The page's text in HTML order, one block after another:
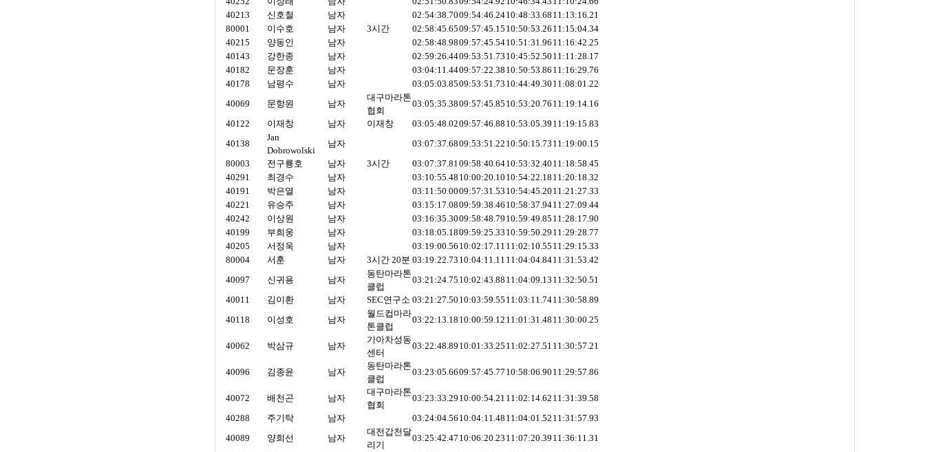
40213
신호철 남자 02:54:38.7009:54:46.2410:48:33.68 11:13:16.21
80001
이수호 남자 3시간 02:58:45.6509:57:45.15 10:50:53.26 11:15:04.34
40215
양동인 남자 02:58:48.9809:57:45.5410:51:31.96 11:16:42.25
40143
강한종 남자 02:59:26.4409:53:51.73 10:45:52.50 11:11:28.17
40182
문장훈 남자 03:04:11.4409:57:22.38 10:50:53.86 11:16:29.76
40178
남평수 남자 03:05:03.8509:53:51.73 10:44:49.30 11:08:01.22
40069
문항원 남자
대구마라톤
협회
03:05:35.3809:57:45.85 10:53:20.76 11:19:14.16
40122
이재창 남자 이재창 03:05:48.0209:57:46.88 10:53:05.39 11:19:15.83
40138
Jan
Dobrowolski
남자 03:07:37.6809:53:51.22 10:50:15.73 11:19:00.15
80003
전구룡호 남자 3시간 03:07:37.8109:58:40.6410:53:32.40 11:18:58.45
40291
최경수 남자 03:10:55.48 10:00:20.10 10:54:22.18 11:20:18.32
40191
박은열 남자 03:11:50.0009:57:31.53 10:54:45.20 11:21:27.33
40221
유승주 남자 03:15:17.0809:59:38.46 10:58:37.9411:27:09.44
40242
이상원 남자 03:16:35.3009:58:48.79 10:59:49.85 11:28:17.90
40199
부희웅 남자 03:18:05.1809:59:25.33 10:59:50.29 11:29:28.77
40205
서정욱 남자 03:19:00.56 10:02:17.11 11:02:10.55 11:29:15.33
80004
서훈 남자 3시간 20분 03:19:22.73 10:04:11.11 11:04:04.8411:31:53.42
40097
신귀용 남자
동탄마라톤
클럽
03:21:24.75 10:02:43.88 11:04:09.13 11:32:50.51
40011
김이환 남자 SEC연구소 03:21:27.50 10:03:59.55 11:03:11.7411:30:58.89
40118
이성호 남자
월드컵마라
톤클럽
03:22:13.18 10:00:59.12 11:01:31.48 11:30:00.25
40062 박삼규 남자
기아차성동
센터
03:22:48.89 10:01:33.25 11:02:27.51 11:30:57.21
40096 김종윤 남자
동탄마라톤
클럽
03:23:05.6609:57:45.77 10:58:06.90 11:29:57.86
40072 배천곤 남자
대구마라톤
협회
03:23:33.29 10:00:54.21 11:02:14.62 11:31:39.58
40288
주기탁 남자 03:24:04.56 10:04:11.48 11:04:01.52 11:31:57.93
40089
양희선 남자
대전갑천달
리기
03:25:42.47 10:06:20.23 11:07:20.39 11:36:11.31